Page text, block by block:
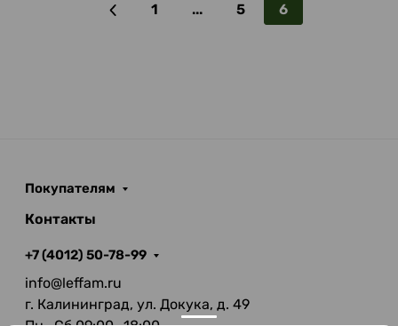
1 ... 5 6
Покупателям
Контакты
+7 (4012) 50-78-99
info@leffam.ru
г. Калининград, ул. Докука, д. 49